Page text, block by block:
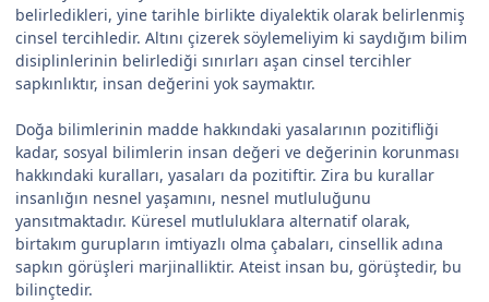
belirledikleri, yine tarihle birlikte diyalektik olarak belirlenmiş
cinsel tercihledir. Altını çizerek söylemeliyim ki saydığım bilim
disiplinlerinin belirlediği sınırları aşan cinsel tercihler
sapkınlıktır, insan değerini yok saymaktır.
Doğa bilimlerinin madde hakkındaki yasalarının pozitifliği
kadar, sosyal bilimlerin insan değeri ve değerinin korunması
hakkındaki kuralları, yasaları da pozitiftir. Zira bu kurallar
insanlığın nesnel yaşamını, nesnel mutluluğunu
yansıtmaktadır. Küresel mutluluklara alternatif olarak,
birtakım gurupların imtiyazlı olma çabaları, cinsellik adına
sapkın görüşleri marjinalliktir. Ateist insan bu, görüştedir, bu
bilinçtedir.